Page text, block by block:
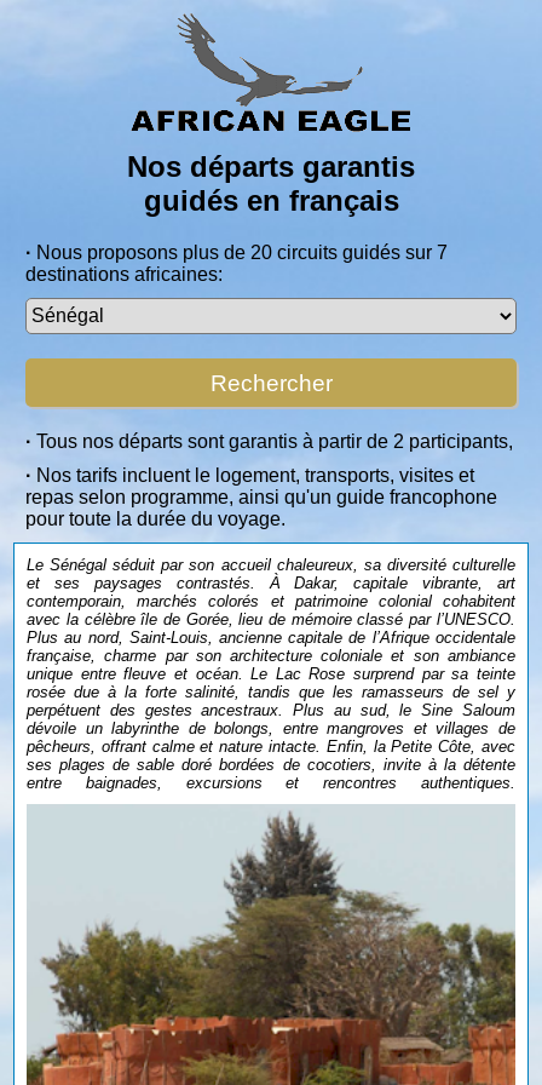
Nos départs garantis
guidés en français
· Nous proposons plus de 20 circuits guidés sur 7
destinations africaines:
Rechercher
· Tous nos départs sont garantis à partir de 2 participants,
· Nos tarifs incluent le logement, transports, visites et
repas selon programme, ainsi qu'un guide francophone
pour toute la durée du voyage.
Le Sénégal séduit par son accueil chaleureux, sa diversité culturelle
et ses paysages contrastés. À Dakar, capitale vibrante, art
contemporain, marchés colorés et patrimoine colonial cohabitent
avec la célèbre île de Gorée, lieu de mémoire classé par l’UNESCO.
Plus au nord, Saint-Louis, ancienne capitale de l’Afrique occidentale
française, charme par son architecture coloniale et son ambiance
unique entre fleuve et océan. ​Le Lac Rose surprend par sa teinte
rosée due à la forte salinité, tandis que les ramasseurs de sel y
perpétuent des gestes ancestraux. Plus au sud, le Sine Saloum
dévoile un labyrinthe de bolongs, entre mangroves et villages de
pêcheurs, offrant calme et nature intacte. Enfin, la Petite Côte, avec
ses plages de sable doré bordées de cocotiers, invite à la détente
entre baignades, excursions et rencontres authentiques.